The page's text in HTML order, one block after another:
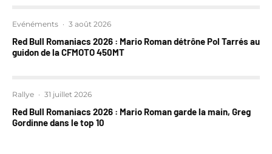
Evénéments · 3 août 2026
Red Bull Romaniacs 2026 : Mario Roman détrône Pol Tarrés au
guidon de la CFMOTO 450MT
Rallye · 31 juillet 2026
Red Bull Romaniacs 2026 : Mario Roman garde la main, Greg
Gordinne dans le top 10